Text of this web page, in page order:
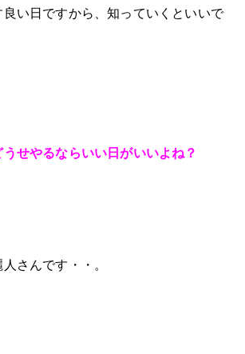
い日ですから、知っていくといいで
せやるならいい日がいいよね？
さんです・・。